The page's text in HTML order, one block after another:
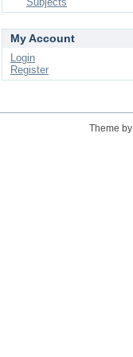
My Account
Login
Register
Theme by